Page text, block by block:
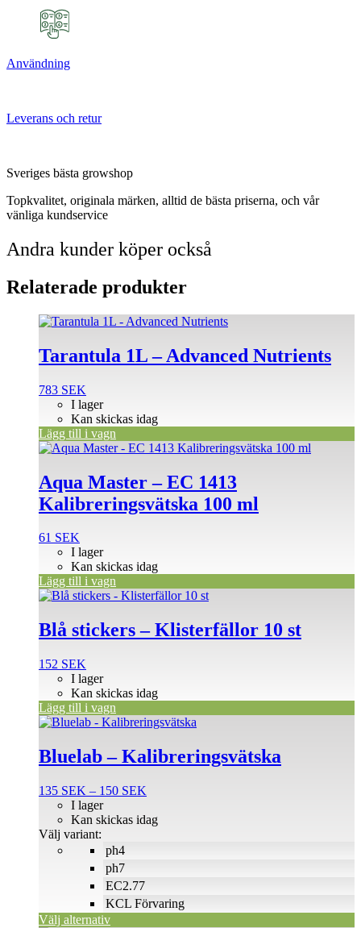
Användning
Leverans och retur
Sveriges bästa growshop
Topkvalitet, originala märken, alltid de bästa priserna, och vår
vänliga kundservice
Andra kunder köper också
Relaterade produkter
Tarantula 1L – Advanced Nutrients
783 SEK
I lager
Kan skickas idag
Lägg till i vagn
Aqua Master – EC 1413
Kalibreringsvätska 100 ml
61 SEK
I lager
Kan skickas idag
Lägg till i vagn
Blå stickers – Klisterfällor 10 st
152 SEK
I lager
Kan skickas idag
Lägg till i vagn
Bluelab – Kalibreringsvätska
135 SEK – 150 SEK
till
ph4
ph7
EC2.77
KCL Förvaring
I lager
Kan skickas idag
Välj variant:
Välj alternativ
Den
produkten
har
varianter.
olika
alternativen